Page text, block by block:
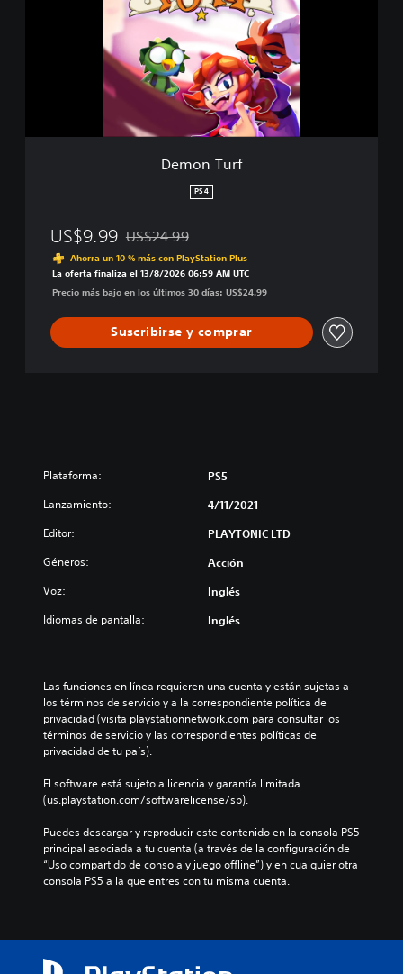
Demon Turf
PS4
US$9.99 Rebajado del precio original de US$24.99
US$24.99
Ahorra un 10 % más con PlayStation Plus
La oferta finaliza el 13/8/2026 06:59 AM UTC
Precio más bajo en los últimos 30 días: US$24.99
Suscribirse y comprar
Plataforma: PS5
Lanzamiento: 4/11/2021
Editor: PLAYTONIC LTD
Géneros: Acción
Voz: Inglés
Idiomas de pantalla: Inglés
Las funciones en línea requieren una cuenta y están sujetas a
los términos de servicio y a la correspondiente política de
privacidad (visita playstationnetwork.com para consultar los
términos de servicio y las correspondientes políticas de
privacidad de tu país).
El software está sujeto a licencia y garantía limitada
(us.playstation.com/softwarelicense/sp).
Puedes descargar y reproducir este contenido en la consola PS5
principal asociada a tu cuenta (a través de la configuración de
“Uso compartido de consola y juego offline”) y en cualquier otra
consola PS5 a la que entres con tu misma cuenta.